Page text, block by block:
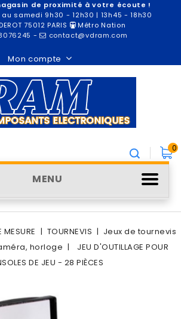
de proximité à votre écoute !
samedi 9h30 - 12h30 | 13h45 - 18h30
75012 PARIS
Métro Nation
- contact@vdram.com
Mon compte
0
MENU
MESURE TOURNEVIS
Jeux de tournevis
horloge
JEU D'OUTILLAGE POUR
DE JEU - 28 PIÈCES